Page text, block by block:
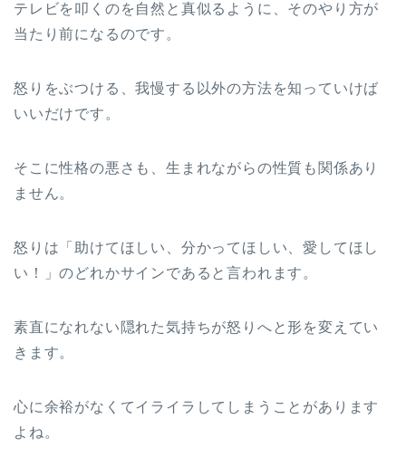
テレビを叩くのを自然と真似るように、そのやり方が
当たり前になるのです。
怒りをぶつける、我慢する以外の方法を知っていけば
いいだけです。
そこに性格の悪さも、生まれながらの性質も関係あり
ません。
怒りは「助けてほしい、分かってほしい、愛してほし
い！」のどれかサインであると言われます。
素直になれない隠れた気持ちが怒りへと形を変えてい
きます。
心に余裕がなくてイライラしてしまうことがあります
よね。